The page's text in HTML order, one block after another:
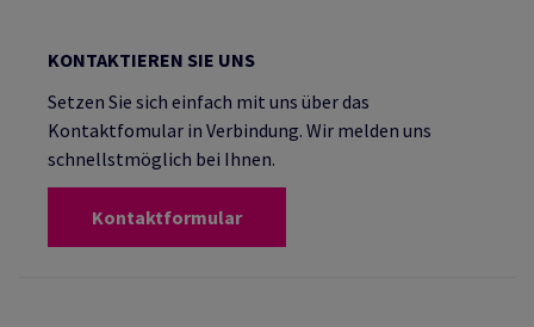
KONTAKTIEREN SIE UNS
Setzen Sie sich einfach mit uns über das
Kontaktfomular in Verbindung. Wir melden uns
schnellstmöglich bei Ihnen.
Kontaktformular